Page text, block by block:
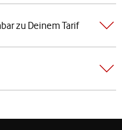
zu Deinem Tarif